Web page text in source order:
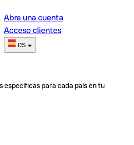
Abre una cuenta
Acceso clientes
es
específicas para cada país en tu